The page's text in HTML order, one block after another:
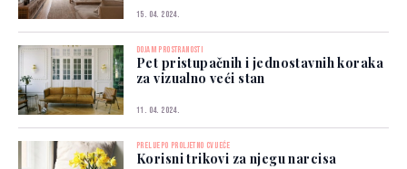
15. 04. 2024.
DOJAM PROSTRANOSTI
Pet pristupačnih i jednostavnih koraka
za vizualno veći stan
11. 04. 2024.
PRELIJEPO PROLJETNO CVIJEĆE
Korisni trikovi za njegu narcisa